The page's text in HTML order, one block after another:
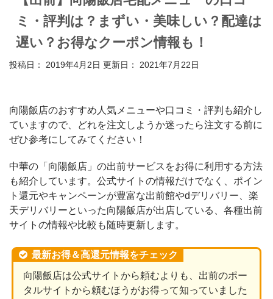
ミ・評判は？まずい・美味しい？配達は
遅い？お得なクーポン情報も！
投稿日： 2019年4月2日 更新日： 2021年7月22日
向陽飯店のおすすめ人気メニューや口コミ・評判も紹介し
ていますので、どれを注文しようか迷ったら注文する前に
ぜひ参考にしてみてください！
中華の「向陽飯店」の出前サービスをお得に利用する方法
も紹介しています。公式サイトの情報だけでなく、ポイン
ト還元やキャンペーンが豊富な出前館やdデリバリー、楽
天デリバリーといった向陽飯店が出店している、各種出前
サイトの情報や比較も随時更新します。
最新お得＆高還元情報をチェック
向陽飯店は公式サイトから頼むよりも、出前のポー
タルサイトから頼むほうがお得って知っていました